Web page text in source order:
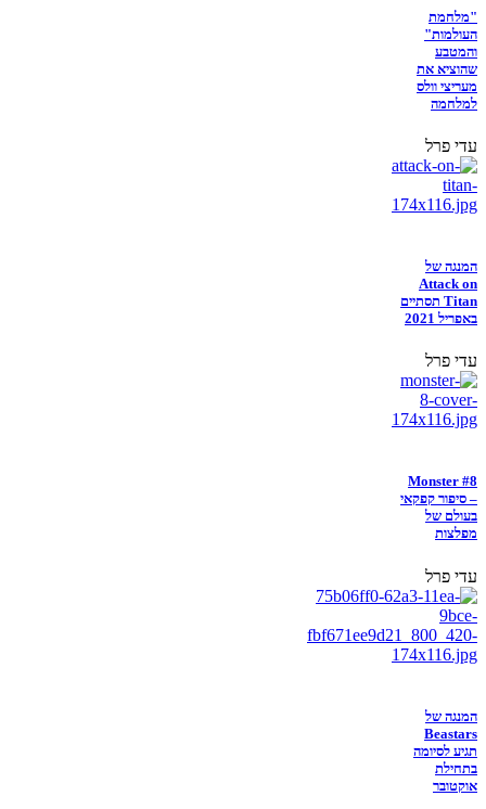
"מלחמת
העולמות"
והמטבע
שהוציא את
מעריצי וולס
למלחמה
עדי פרל
המנגה של
Attack on
Titan תסתיים
באפריל 2021
עדי פרל
Monster #8
– סיפור קפקאי
בעולם של
מפלצות
עדי פרל
המנגה של
Beastars
תגיע לסיומה
בתחילת
אוקטובר